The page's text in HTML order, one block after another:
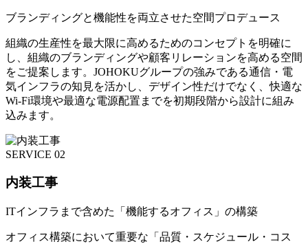
ブランディングと機能性を両立させた空間プロデュース
組織の生産性を最大限に高めるためのコンセプトを明確に
し、組織のブランディングや顧客リレーションを高める空間
をご提案します。JOHOKUグループの強みである通信・電
気インフラの知見を活かし、デザイン性だけでなく、快適な
Wi-Fi環境や最適な電源配置までを初期段階から設計に組み
込みます。
SERVICE 02
内装工事
ITインフラまで含めた「機能するオフィス」の構築
オフィス構築において重要な「品質・スケジュール・コス